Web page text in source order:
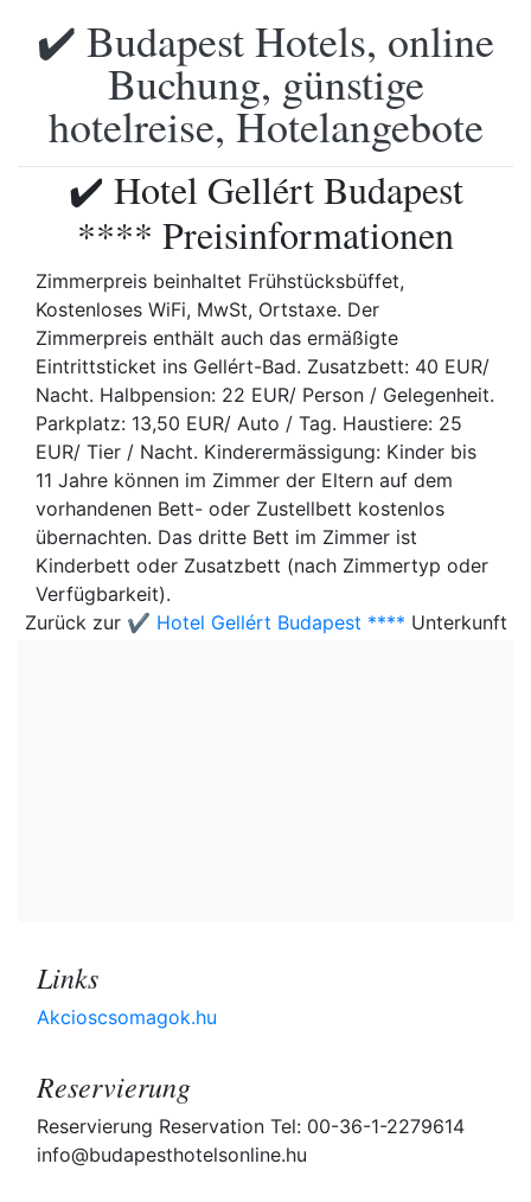
✔️ Budapest Hotels, online
Buchung, günstige
hotelreise, Hotelangebote
✔️ Hotel Gellért Budapest
**** Preisinformationen
Zimmerpreis beinhaltet Frühstücksbüffet,
Kostenloses WiFi, MwSt, Ortstaxe. Der
Zimmerpreis enthält auch das ermäßigte
Eintrittsticket ins Gellért-Bad. Zusatzbett: 40 EUR/
Nacht. Halbpension: 22 EUR/ Person / Gelegenheit.
Parkplatz: 13,50 EUR/ Auto / Tag. Haustiere: 25
EUR/ Tier / Nacht. Kinderermässigung: Kinder bis
11 Jahre können im Zimmer der Eltern auf dem
vorhandenen Bett- oder Zustellbett kostenlos
übernachten. Das dritte Bett im Zimmer ist
Kinderbett oder Zusatzbett (nach Zimmertyp oder
Verfügbarkeit).
Zurück zur ✔️ Hotel Gellért Budapest **** Unterkunft
Links
Akcioscsomagok.hu
Reservierung
Reservierung Reservation Tel: 00-36-1-2279614
info@budapesthotelsonline.hu